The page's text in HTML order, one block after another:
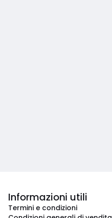
Informazioni utili
Termini e condizioni